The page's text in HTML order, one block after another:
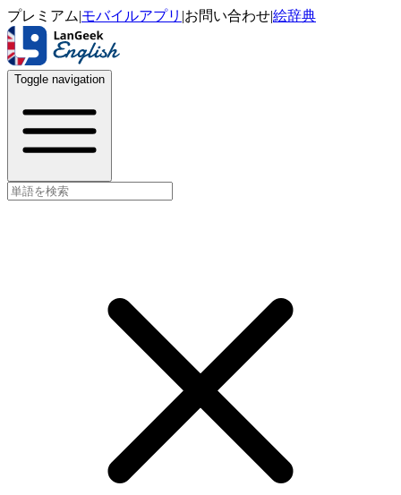
プレミアム|モバイルアプリ |お問い合わせ|絵辞典
Toggle navigation